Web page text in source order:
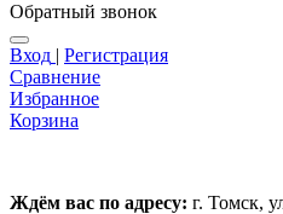
Обратный звонок
Вход | Регистрация
Сравнение
Избранное
Корзина
Ждём вас по адресу: г. Томск,